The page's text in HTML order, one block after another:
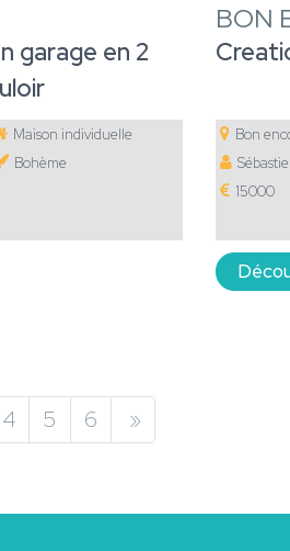
garage en 2
Maison individuelle
Bohème
BON
Bon
15000
4 5 6 »